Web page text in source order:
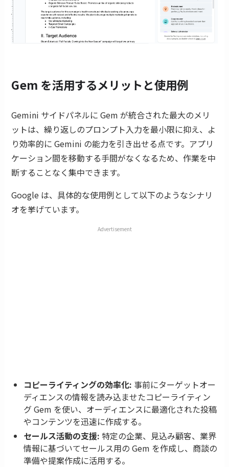
Gem を活用するメリットと使用例
Gemini サイドパネルに Gem が統合された最大のメリ
ットは、繰り返しのプロンプト入力を最小限に抑え、よ
り効率的に Gemini の能力を引き出せる点です。アプリ
ケーション間を移動する手間がなくなるため、作業を中
断することなく集中できます。
Google は、具体的な使用例として以下のようなシナリ
オを挙げています。
Advertisement
コピーライティングの効率化: 事前にターゲットオー
ディエンスの情報を読み込ませたコピーライティン
グ Gem を使い、オーディエンスに最適化された投稿
やコンテンツを迅速に作成する。
セールス活動の支援: 特定の企業、見込み顧客、業界
情報に基づいてセールス用の Gem を作成し、商談の
準備や提案作成に活用する。